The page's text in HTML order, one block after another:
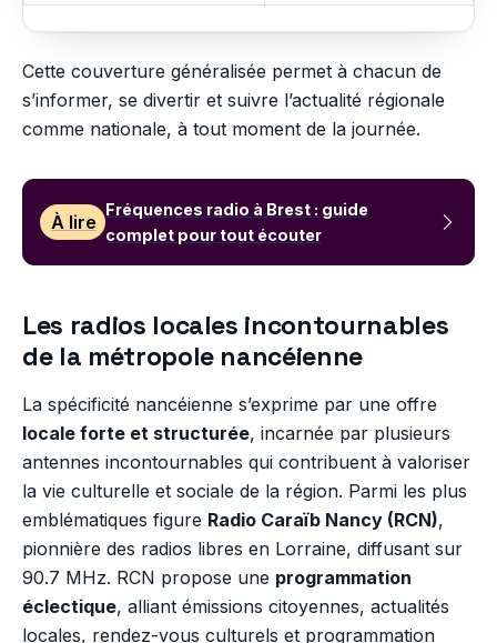
Cette couverture généralisée permet à chacun de
s’informer, se divertir et suivre l’actualité régionale
comme nationale, à tout moment de la journée.
À lire
Fréquences radio à Brest : guide
complet pour tout écouter
Les radios locales incontournables
de la métropole nancéienne
La spécificité nancéienne s’exprime par une offre
locale forte et structurée, incarnée par plusieurs
antennes incontournables qui contribuent à valoriser
la vie culturelle et sociale de la région. Parmi les plus
emblématiques figure Radio Caraïb Nancy (RCN),
pionnière des radios libres en Lorraine, diffusant sur
90.7 MHz. RCN propose une programmation
éclectique, alliant émissions citoyennes, actualités
locales, rendez-vous culturels et programmation